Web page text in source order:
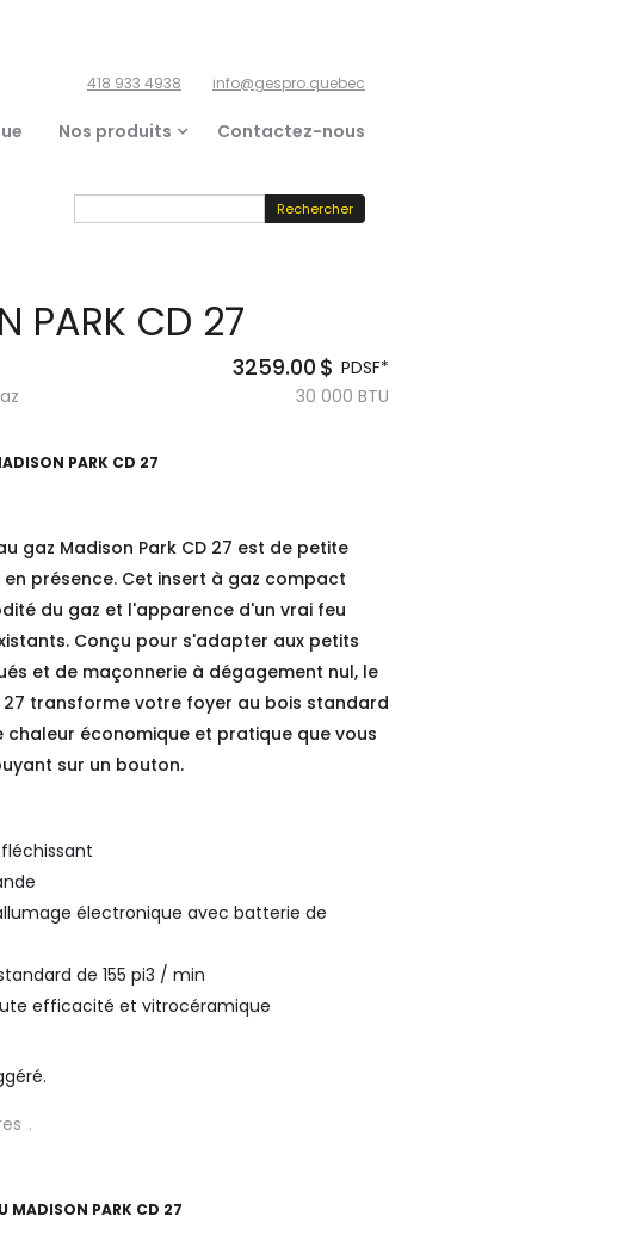
418 933 4938 info@gespro.quebec
Nos produits Contactez-nous
PARK CD 27
3259.00 $ PDSF*
30 000 BTU
PARK CD 27
gaz Madison Park CD 27 est de petite
présence. Cet insert à gaz compact
du gaz et l'apparence d'un vrai feu
Conçu pour s'adapter aux petits
et de maçonnerie à dégagement nul, le
27 transforme votre foyer au bois standard
chaleur économique et pratique que vous
sur un bouton.
électronique avec batterie de
de 155 pi3 / min
efficacité et vitrocéramique
.
MADISON PARK CD 27